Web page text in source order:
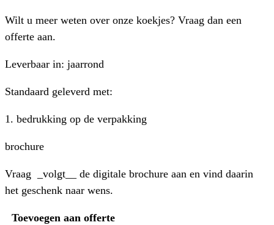
Wilt u meer weten over onze koekjes? Vraag dan een
offerte aan.
Leverbaar in: jaarrond
Standaard geleverd met:
1. bedrukking op de verpakking
brochure
Vraag _volgt__ de digitale brochure aan en vind daarin
het geschenk naar wens.
Toevoegen aan offerte